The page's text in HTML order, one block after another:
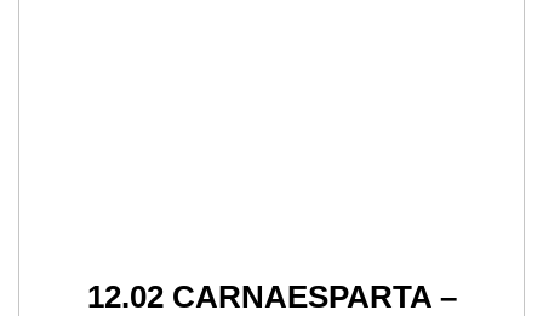
12.02 CARNAESPARTA –